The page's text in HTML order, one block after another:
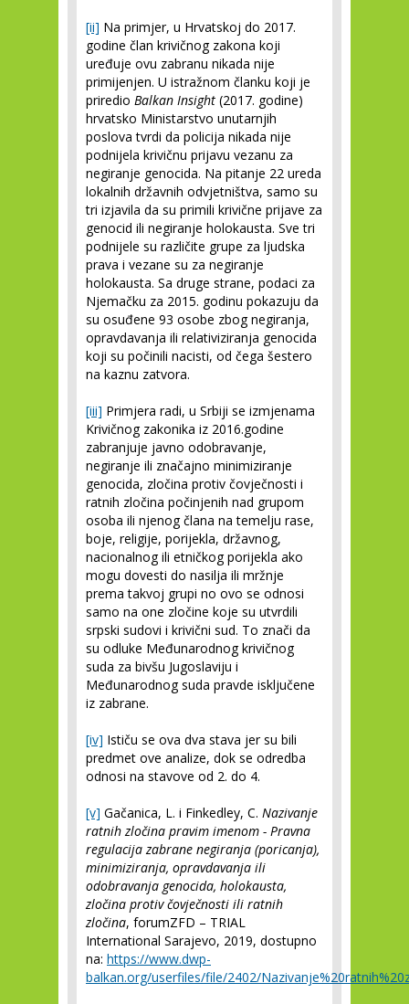
[ii] Na primjer, u Hrvatskoj do 2017.
godine član krivičnog zakona koji
uređuje ovu zabranu nikada nije
primijenjen. U istražnom članku koji je
priredio Balkan Insight (2017. godine)
hrvatsko Ministarstvo unutarnjih
poslova tvrdi da policija nikada nije
podnijela krivičnu prijavu vezanu za
negiranje genocida. Na pitanje 22 ureda
lokalnih državnih odvjetništva, samo su
tri izjavila da su primili krivične prijave za
genocid ili negiranje holokausta. Sve tri
podnijele su različite grupe za ljudska
prava i vezane su za negiranje
holokausta. Sa druge strane, podaci za
Njemačku za 2015. godinu pokazuju da
su osuđene 93 osobe zbog negiranja,
opravdavanja ili relativiziranja genocida
koji su počinili nacisti, od čega šestero
na kaznu zatvora.
[iii] Primjera radi, u Srbiji se izmjenama
Krivičnog zakonika iz 2016.godine
zabranjuje javno odobravanje,
negiranje ili značajno minimiziranje
genocida, zločina protiv čovječnosti i
ratnih zločina počinjenih nad grupom
osoba ili njenog člana na temelju rase,
boje, religije, porijekla, državnog,
nacionalnog ili etničkog porijekla ako
mogu dovesti do nasilja ili mržnje
prema takvoj grupi no ovo se odnosi
samo na one zločine koje su utvrdili
srpski sudovi i krivični sud. To znači da
su odluke Međunarodnog krivičnog
suda za bivšu Jugoslaviju i
Međunarodnog suda pravde isključene
iz zabrane.
[iv] Ističu se ova dva stava jer su bili
predmet ove analize, dok se odredba
odnosi na stavove od 2. do 4.
[v] Gačanica, L. i Finkedley, C. Nazivanje
ratnih zločina pravim imenom - Pravna
regulacija zabrane negiranja (poricanja),
minimiziranja, opravdavanja ili
odobravanja genocida, holokausta,
zločina protiv čovječnosti ili ratnih
zločina, forumZFD – TRIAL
International Sarajevo, 2019, dostupno
na: https://www.dwp-
balkan.org/userfiles/file/2402/